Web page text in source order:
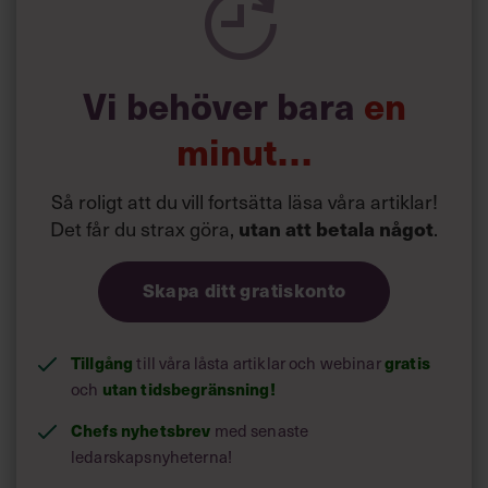
Vi behöver bara en
minut…
Så roligt att du vill fortsätta läsa våra artiklar!
Det får du strax göra, utan att betala något.
Skapa ditt gratiskonto
Tillgångtill våra låsta artiklar och webinargratis
och utan tidsbegränsning!
Chefs nyhetsbrev med senaste
ledarskapsnyheterna!